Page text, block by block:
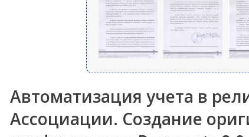
Автоматизация учета в
Ассоциации. Создание